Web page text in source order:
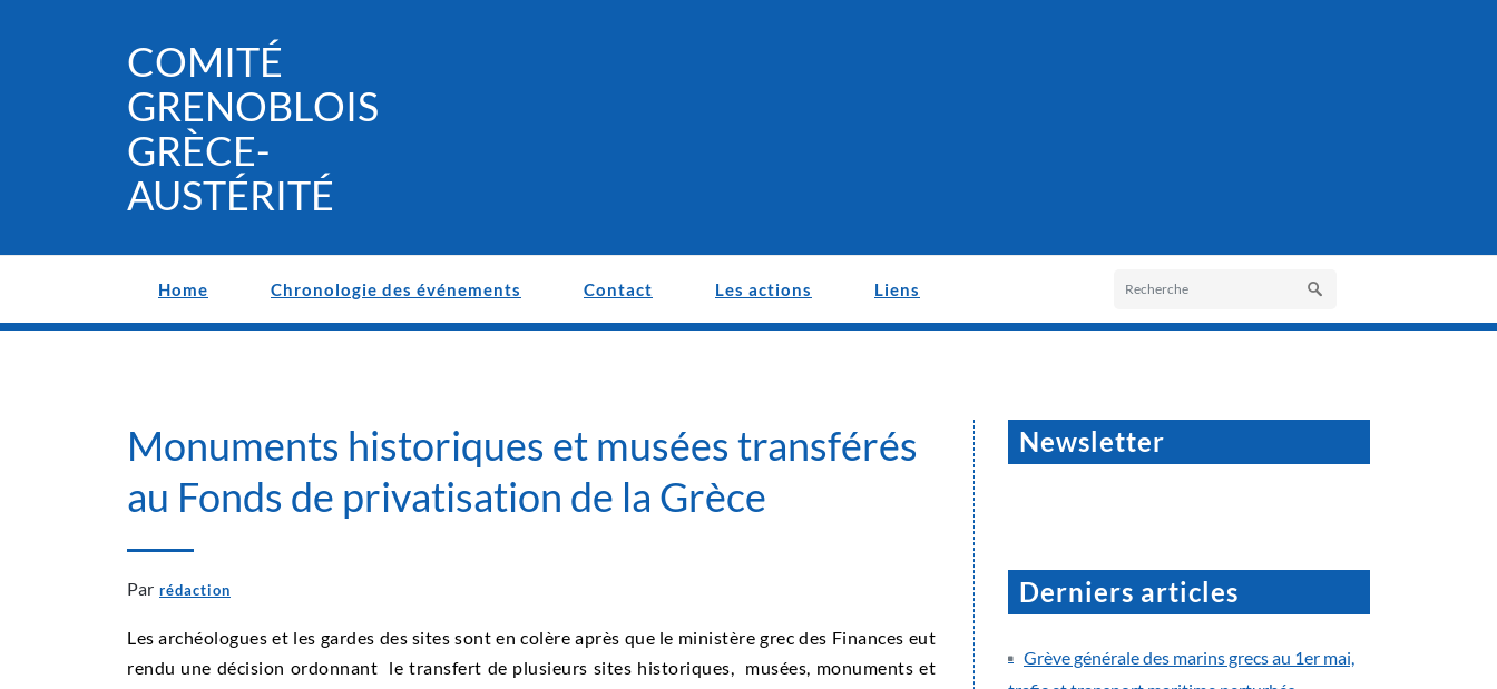
COMITÉ
GRENOBLOIS
GRÈCE-
AUSTÉRITÉ
Home Chronologie des événements Contact Les actions Liens
Monuments historiques et musées transférés
au Fonds de privatisation de la Grèce
Par rédaction
Les archéologues et les gardes des sites sont en colère après que le ministère grec des Finances eut
rendu une décision ordonnant le transfert de plusieurs sites historiques, musées, monuments et
Newsletter
Derniers articles
Grève générale des marins grecs au 1er mai,